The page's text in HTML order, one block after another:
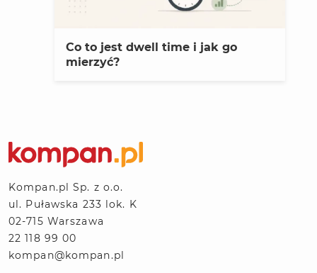
Co to jest dwell time i jak go
mierzyć?
Kompan.pl Sp. z o.o.
ul. Puławska 233 lok. K
02-715 Warszawa
22 118 99 00
kompan@kompan.pl